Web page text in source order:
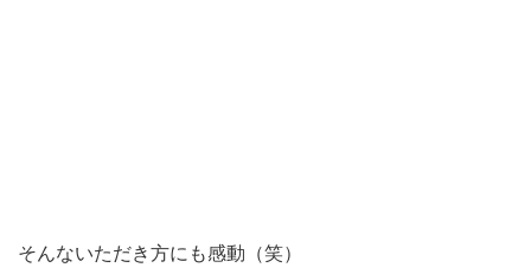
そんないただき方にも感動（笑）